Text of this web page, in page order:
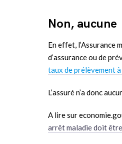
Non, aucune
En effet, l’Assurance
d’assurance ou de
taux de prélèvement
L’assuré n’a donc
A lire sur
arrêt maladie doit